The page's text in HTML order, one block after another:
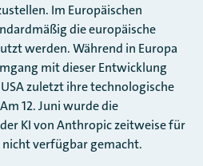
Im Europäischen
die europäische
werden. Während in Europa
mit dieser Entwicklung
zuletzt ihre technologische
12. Juni wurde die
KI von Anthropic zeitweise für
nicht verfügbar gemacht.